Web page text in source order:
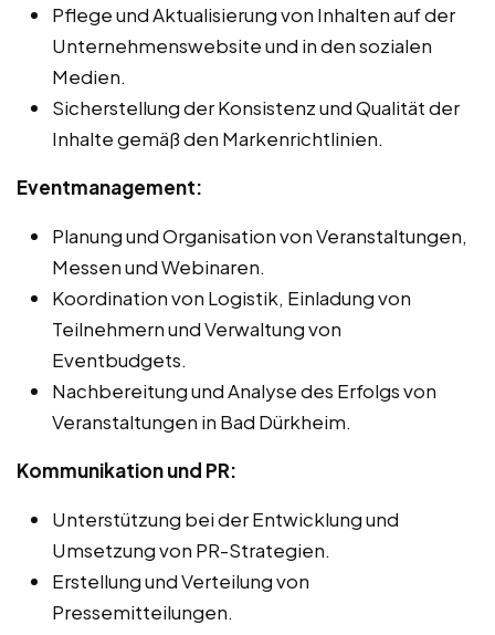
Pflege und Aktualisierung von Inhalten auf der
Unternehmenswebsite und in den sozialen
Medien.
Sicherstellung der Konsistenz und Qualität der
Inhalte gemäß den Markenrichtlinien.
Eventmanagement:
Planung und Organisation von Veranstaltungen,
Messen und Webinaren.
Koordination von Logistik, Einladung von
Teilnehmern und Verwaltung von
Eventbudgets.
Nachbereitung und Analyse des Erfolgs von
Veranstaltungen in Bad Dürkheim.
Kommunikation und PR:
Unterstützung bei der Entwicklung und
Umsetzung von PR-Strategien.
Erstellung und Verteilung von
Pressemitteilungen.